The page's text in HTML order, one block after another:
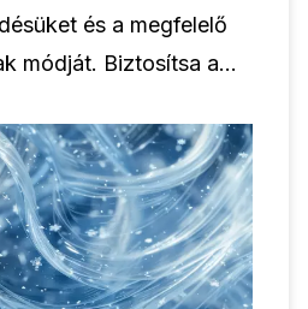
és a megfelelő
módját. Biztosítsa a